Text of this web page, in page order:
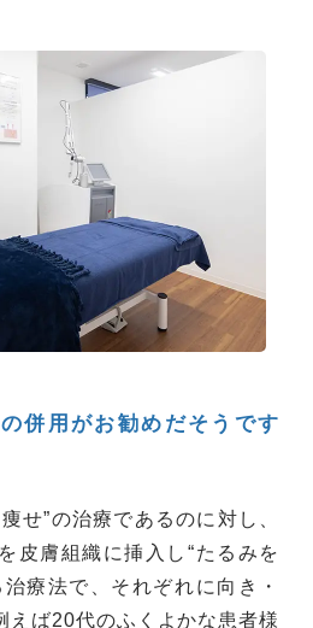
併用がお勧めだそうです
せ”の治療であるのに対し、
皮膚組織に挿入し“たるみを
療法で、それぞれに向き・
えば20代のふくよかな患者様